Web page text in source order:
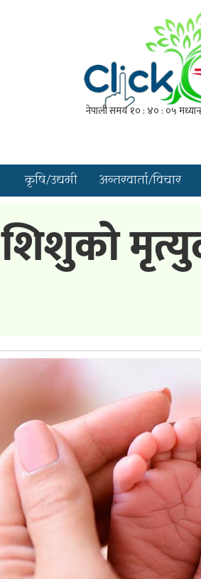
कृषि/उद्यमी अन्तरवार्ता/विचार